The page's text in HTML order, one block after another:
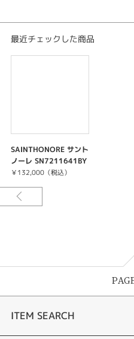
ウの一品はコンテンポラリー愛好家を
最近チェックした商品
SAINTHONORE サント
ノーレ SN7211641BY
D
￥132,000（税込）
ITEM SEARCH